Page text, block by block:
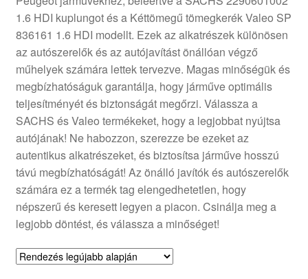
Kifizetések
Panasz
Panaszkezelési szabályzat
Pénztár
Rólunk
Saját fiókom
Szállítás
Szállítás világszerte
1.6 HDI kuplungot és a Kéttömegű tömegkerék Valeo SP
836161 1.6 HDI modellt. Ezek az alkatrészek különösen
az autószerelők és az autójavítást önállóan végző
műhelyek számára lettek tervezve. Magas minőségük és
megbízhatóságuk garantálja, hogy járműve optimális
teljesítményét és biztonságát megőrzi. Válassza a
SACHS és Valeo termékeket, hogy a legjobbat nyújtsa
autójának! Ne habozzon, szerezze be ezeket az
autentikus alkatrészeket, és biztosítsa járműve hosszú
távú megbízhatóságát! Az önálló javítók és autószerelők
számára ez a termék tag elengedhetetlen, hogy
népszerű és keresett legyen a piacon. Csinálja meg a
legjobb döntést, és válassza a minőséget!